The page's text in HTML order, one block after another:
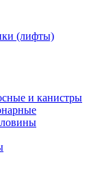
(лифты)
и канистры